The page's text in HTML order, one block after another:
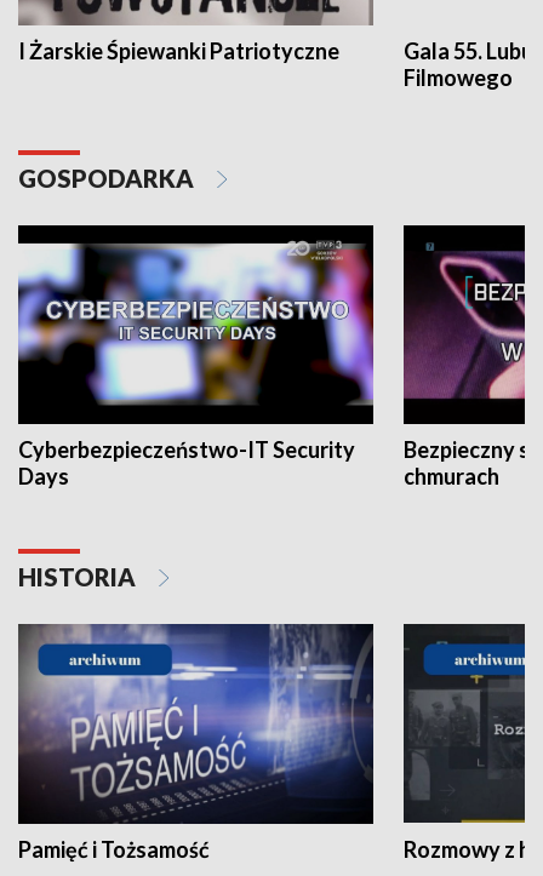
I Żarskie Śpiewanki Patriotyczne
Gala 55.
Filmowego
GOSPODARKA
Cyberbezpieczeństwo-IT Security
Days
Bezpieczny
chmurach
HISTORIA
Pamięć i Tożsamość Rozmowy z